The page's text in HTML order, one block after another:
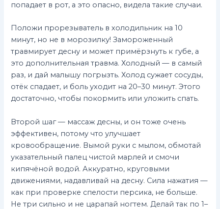
попадает в рот, а это опасно, видела такие случаи.
Положи прорезыватель в холодильник на 10
минут, но не в морозилку! Замороженный
травмирует десну и может примёрзнуть к губе, а
это дополнительная травма. Холодный — в самый
раз, и дай малышу погрызть. Холод сужает сосуды,
отёк спадает, и боль уходит на 20–30 минут. Этого
достаточно, чтобы покормить или уложить спать.
Второй шаг — массаж десны, и он тоже очень
эффективен, потому что улучшает
кровообращение. Вымой руки с мылом, обмотай
указательный палец чистой марлей и смочи
кипячёной водой. Аккуратно, круговыми
движениями, надавливай на десну. Сила нажатия —
как при проверке спелости персика, не больше.
Не три сильно и не царапай ногтем. Делай так по 1–